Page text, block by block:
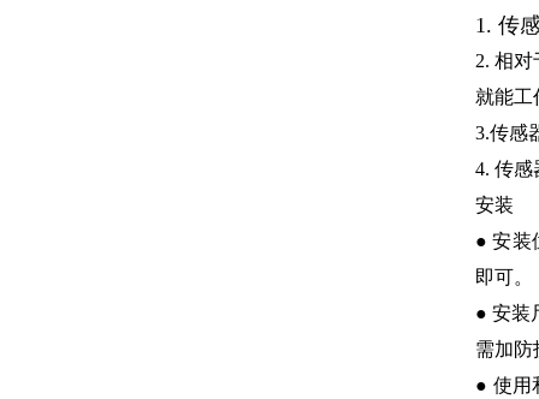
1. 传
2. 相
就能工
3.传感
4. 传感
安装
● 安装
即可。
● 安装
需加防
● 使用